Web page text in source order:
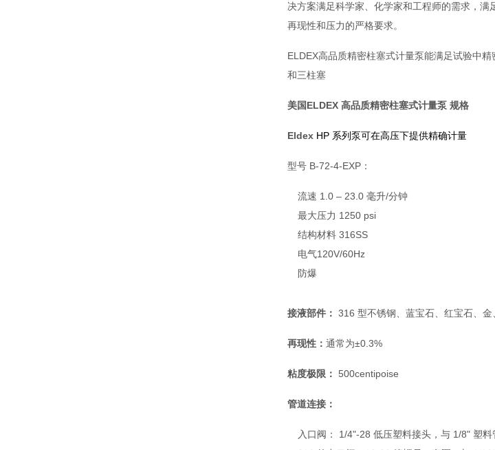
决方案满足科学家、化学家和工程师的需求，满
再现性和压力的严格要求。
ELDEX高品质精密柱塞式计量泵能满足试验中精
和三柱塞
美国ELDEX 高品质精密柱塞式计量泵 规格
Eldex HP 系列泵可在高压下提供精确计量
型号 B-72-4-EXP：
流速 1.0 – 23.0 毫升/分钟
最大压力 1250 psi
结构材料 316SS
电气120V/60Hz
防爆
接液部件： 316 型不锈钢、蓝宝石、红宝石、金
再现性： 通常为±0.3%
粘度极限： 500centipoise
管道连接：
入口阀： 1/4"-28 低压塑料接头，与 1/8" 塑